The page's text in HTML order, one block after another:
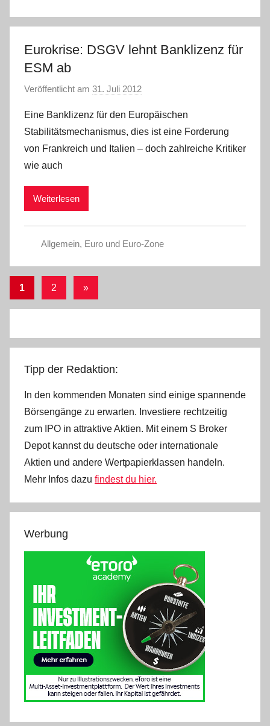
Eurokrise: DSGV lehnt Banklizenz für
ESM ab
Veröffentlicht am 31. Juli 2012
n
P
r
Eine Banklizenz für den Europäischen
Stabilitätsmechanismus, dies ist eine Forderung
von Frankreich und Italien – doch zahlreiche Kritiker
wie auch
Weiterlesen
Allgemein, Euro und Euro-Zone
Seitennummerierung
der
1 2
Nächste
»
Tipp der Redaktion:
In den kommenden Monaten sind einige spannende
Börsengänge zu erwarten. Investiere rechtzeitig
zum IPO in attraktive Aktien. Mit einem S Broker
Depot kannst du deutsche oder internationale
Aktien und andere Wertpapierklassen handeln.
Mehr Infos dazu findest du hier.
Werbung